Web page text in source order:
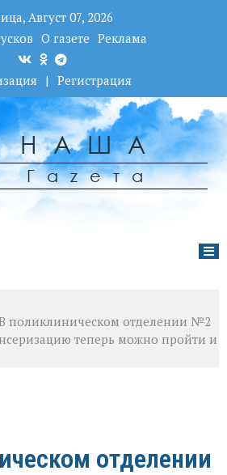
Август 07, 2026
О газете Реклама
| Регистрация
НАША
Гаzета
поликлиническом отделении №2
теперь можно пройти и
отделении